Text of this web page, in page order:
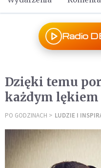
Radio
Dzięki temu
każdym lękiem
PO GODZINACH LUDZIE I